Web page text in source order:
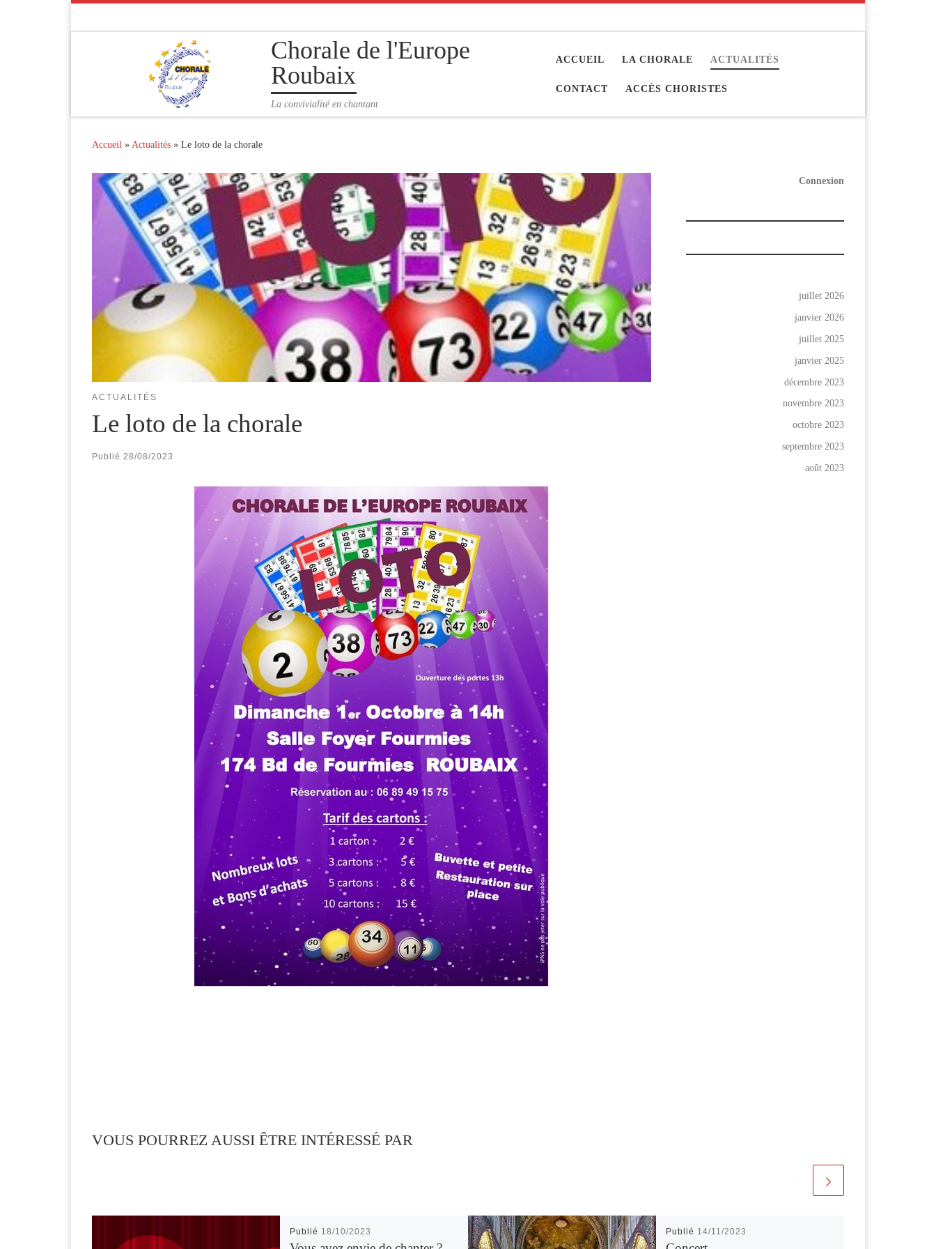
Chorale de l'Europe
Roubaix
La convivialité en chantant
ACCUEIL LA CHORALE ACTUALITÉS
CONTACT ACCÈS CHORISTES
Accueil » Actualités » Le loto de la chorale
ACTUALITÉS
Le loto de la chorale
Publié 28/08/2023
VOUS POURREZ AUSSI ÊTRE INTÉRESSÉ PAR
Publié 18/10/2023 Publié 14/11/2023
Connexion
juillet 2026
janvier 2026
juillet 2025
janvier 2025
décembre 2023
novembre 2023
octobre 2023
septembre 2023
août 2023